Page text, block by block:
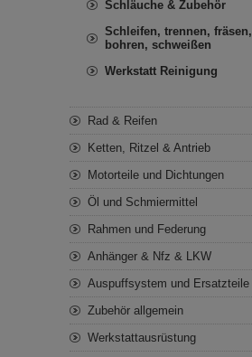
Schläuche & Zubehör
Schleifen, trennen, fräsen,
bohren, schweißen
Werkstatt Reinigung
Rad & Reifen
Ketten, Ritzel & Antrieb
Motorteile und Dichtungen
Öl und Schmiermittel
Rahmen und Federung
Anhänger & Nfz & LKW
Auspuffsystem und Ersatzteile
Zubehör allgemein
Werkstattausrüstung